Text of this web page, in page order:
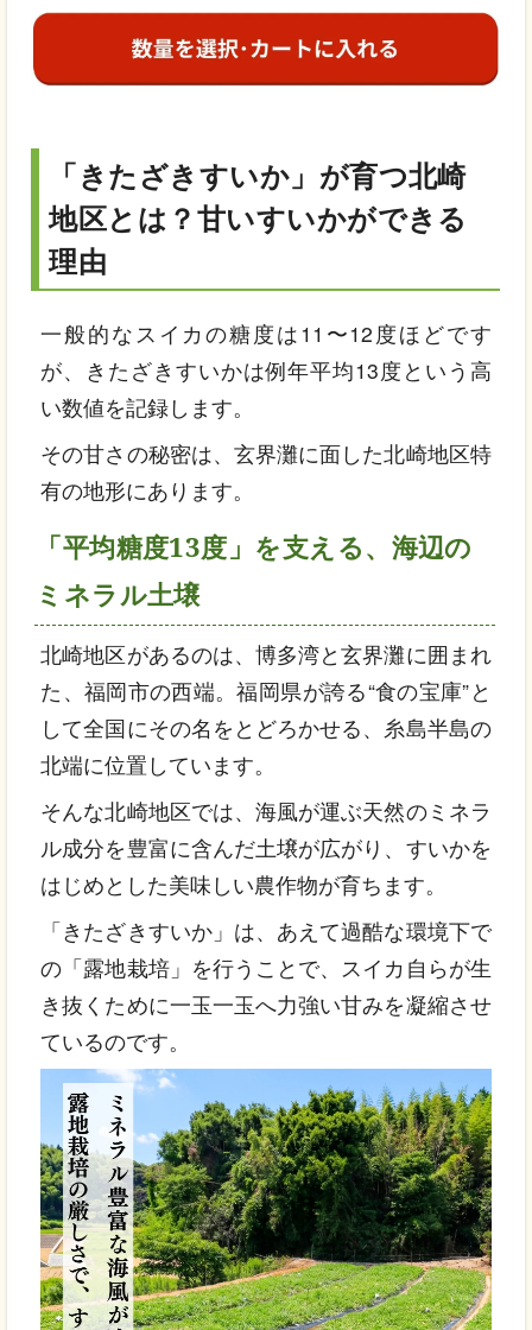
「きたざきすいか」が育つ北崎
地区とは？甘いすいかができる
理由
一般的なスイカの糖度は11〜12度ほどです
が、きたざきすいかは例年平均13度という高
い数値を記録します。
その甘さの秘密は、玄界灘に面した北崎地区特
有の地形にあります。
「平均糖度13度」を支える、海辺の
ミネラル土壌
北崎地区があるのは、博多湾と玄界灘に囲まれ
た、福岡市の西端。福岡県が誇る“食の宝庫”と
して全国にその名をとどろかせる、糸島半島の
北端に位置しています。
そんな北崎地区では、海風が運ぶ天然のミネラ
ル成分を豊富に含んだ土壌が広がり、すいかを
はじめとした美味しい農作物が育ちます。
「きたざきすいか」は、あえて過酷な環境下で
の「露地栽培」を行うことで、スイカ自らが生
き抜くために一玉一玉へ力強い甘みを凝縮させ
ているのです。